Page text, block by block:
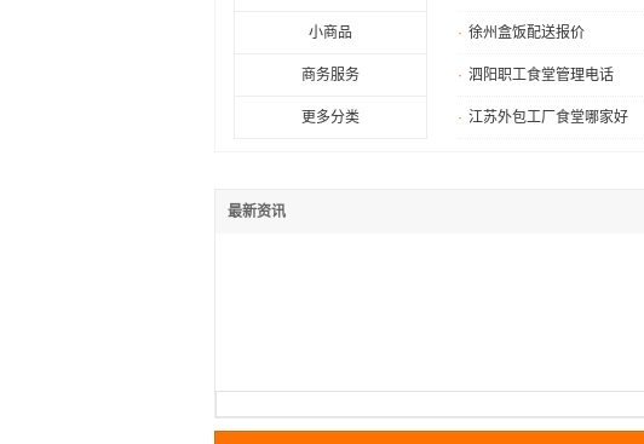
小商品
商务服务
更多分类
· 徐州盒饭配送报价
· 泗阳职工食堂管理电话
· 江苏外包工厂食堂哪家好
最新资讯